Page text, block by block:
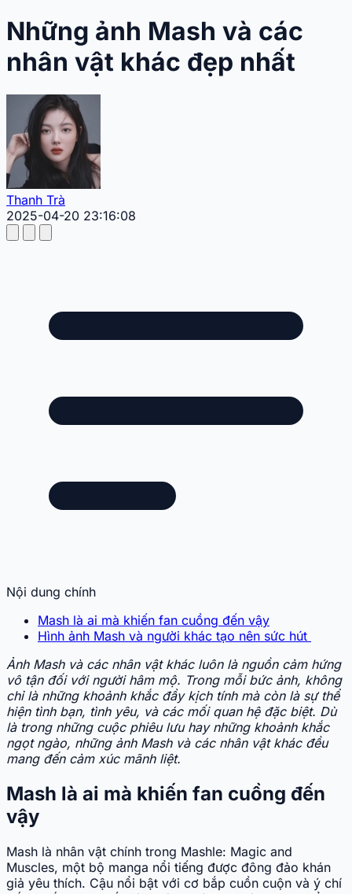
Những ảnh Mash và các
nhân vật khác đẹp nhất
Thanh Trà
2025-04-20 23:16:08
Nội dung chính
Mash là ai mà khiến fan cuồng đến vậy
Hình ảnh Mash và người khác tạo nên sức hút
Ảnh Mash và các nhân vật khác luôn là nguồn cảm hứng
vô tận đối với người hâm mộ. Trong mỗi bức ảnh, không
chỉ là những khoảnh khắc đầy kịch tính mà còn là sự thể
hiện tình bạn, tình yêu, và các mối quan hệ đặc biệt. Dù
là trong những cuộc phiêu lưu hay những khoảnh khắc
ngọt ngào, những ảnh Mash và các nhân vật khác đều
mang đến cảm xúc mãnh liệt.
Mash là ai mà khiến fan cuồng đến
vậy
Mash là nhân vật chính trong Mashle: Magic and
Muscles, một bộ manga nổi tiếng được đông đảo khán
giả yêu thích. Cậu nổi bật với cơ bắp cuồn cuộn và ý chí